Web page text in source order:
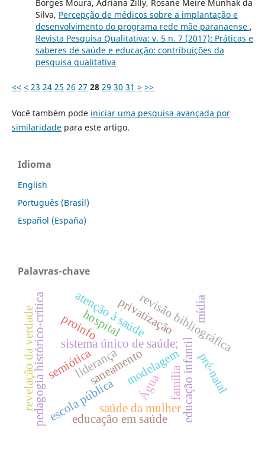
Borges Moura, Adriana Zilly, Rosane Meire Munhak da
Silva, Percepção de médicos sobre a implantação e
desenvolvimento do programa rede mãe paranaense ,
Revista Pesquisa Qualitativa: v. 5 n. 7 (2017): Práticas e
saberes de saúde e educação: contribuições da
pesquisa qualitativa
<< < 23 24 25 26 27 28 29 30 31 > >>
Você também pode iniciar uma pesquisa avançada por
similaridadepara este artigo.
Idioma
English
Português (Brasil)
Español (España)
Palavras-chave
saneamento
sistema único de saúde;
pedagogia histórico-crítica educação infantil
revisão bibliográfica
modelagem
privatização
Água
mídia
proinfo
escola pública
atenção à saúde
saúde da mulher
liderança
hospital
semiótica pré-natal
revelação da verdade família
educação em saúde